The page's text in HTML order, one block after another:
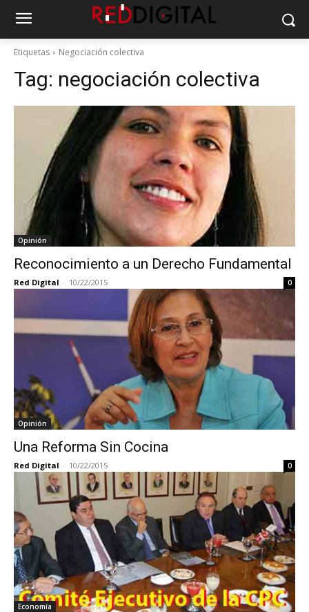
Etiquetas Negociación colectiva
Tag: negociación colectiva
Opinión
Reconocimiento a un Derecho Fundamental
Red Digital - 10/22/2015 0
Opinión
Una Reforma Sin Cocina
Red Digital - 10/22/2015 0
Economía